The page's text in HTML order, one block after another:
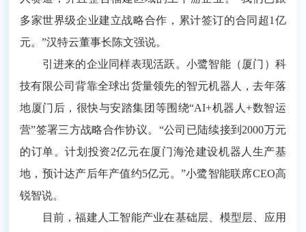
多家世界级企业建立战略合作，累计签订的合同超1亿
元。”汉特云董事长陈文强说。
引进来的企业同样表现活跃。小鹭智能（厦门）科
技有限公司背靠全球出货量领先的智元机器人，去年落
地厦门后，很快与安踏集团等围绕“AI+机器人+数智运
营”签署三方战略合作协议。“公司已陆续接到2000万元
的订单。计划投资2亿元在厦门海沧建设机器人生产基
地，预计达产后年产值约5亿元。”小鹭智能联席CEO高
锐智说。
目前，福建人工智能产业在基础层、模型层、应用